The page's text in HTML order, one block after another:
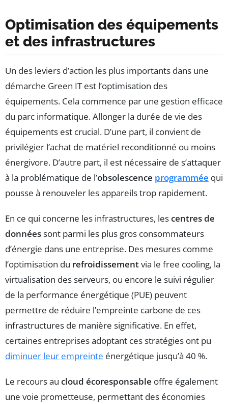
Optimisation des équipements
et des infrastructures
Un des leviers d’action les plus importants dans une
démarche Green IT est l’optimisation des
équipements. Cela commence par une gestion efficace
du parc informatique. Allonger la durée de vie des
équipements est crucial. D’une part, il convient de
privilégier l’achat de matériel reconditionné ou moins
énergivore. D’autre part, il est nécessaire de s’attaquer
à la problématique de l’obsolescence programmée qui
pousse à renouveler les appareils trop rapidement.
En ce qui concerne les infrastructures, lescentres de
donnéessont parmi les plus gros consommateurs
d’énergie dans une entreprise. Des mesures comme
l’optimisation du refroidissementvia le free cooling, la
virtualisation des serveurs, ou encore le suivi régulier
de la performance énergétique (PUE) peuvent
permettre de réduire l’empreinte carbone de ces
infrastructures de manière significative. En effet,
certaines entreprises adoptant ces stratégies ont pu
diminuer leur empreinte énergétique jusqu’à 40 %.
Le recours au cloud écoresponsable offre également
une voie prometteuse, permettant des économies